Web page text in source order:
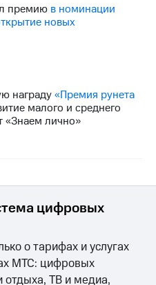
премию в номинации
новых
награду«Премия рунета
малого и среднего
«Знаем лично»
цифровых
о тарифах и услугах
МТС: цифровых
отдыха, ТВ и медиа,